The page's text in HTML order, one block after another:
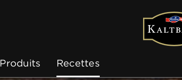
Produits Recettes